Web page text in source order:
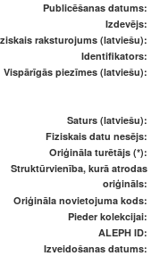
Publicēšanas datums:
Izdevējs:
raksturojums (latviešu):
Identifikators:
Vispārīgās piezīmes (latviešu):
Saturs (latviešu):
Fiziskais datu nesējs:
Oriģināla turētājs (*):
Struktūrvienība, kurā atrodas
oriģināls:
Oriģināla novietojuma kods:
Pieder kolekcijai:
ALEPH ID:
Izveidošanas datums: